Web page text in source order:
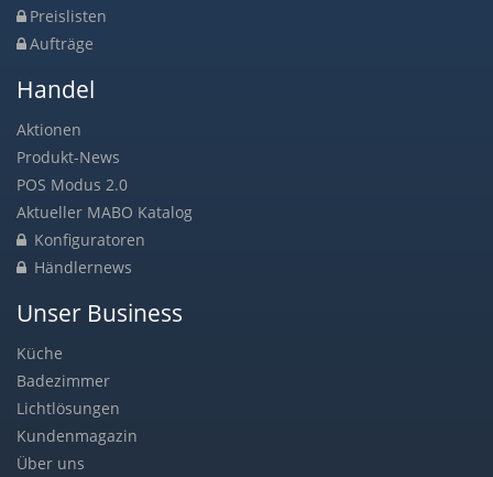
Preislisten
Aufträge
Handel
Aktionen
Produkt-News
POS Modus 2.0
Aktueller MABO Katalog
Konfiguratoren
Händlernews
Unser Business
Küche
Badezimmer
Lichtlösungen
Kundenmagazin
Über uns